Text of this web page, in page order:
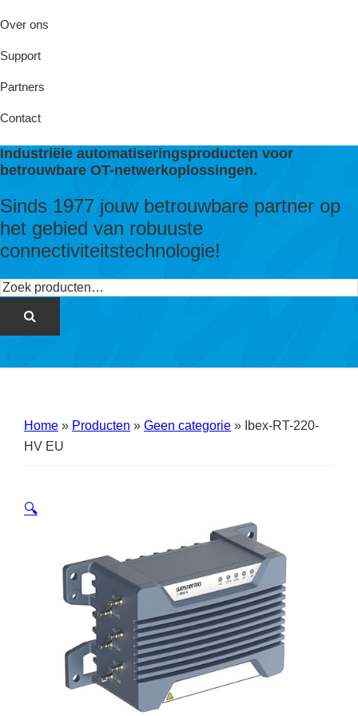
Over ons
Support
Partners
Contact
Industriële automatiseringsproducten voor
betrouwbare OT-netwerkoplossingen.
Sinds 1977 jouw betrouwbare partner op
het gebied van robuuste
connectiviteitstechnologie!
Zoeken
Home » Producten » Geen categorie » Ibex-RT-220-
HV EU
🔍